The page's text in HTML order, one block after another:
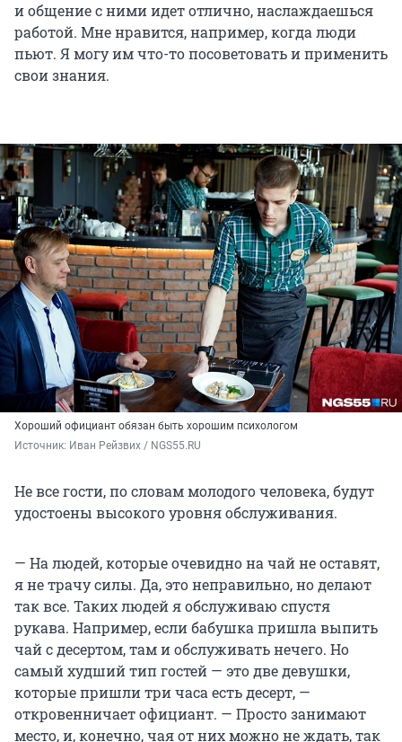
и общение с ними идет отлично, наслаждаешься
работой. Мне нравится, например, когда люди
пьют. Я могу им что-то посоветовать и применить
свои знания.
Хороший официант обязан быть хорошим психологом
Источник: Иван Рейзвих / NGS55.RU
Не все гости, по словам молодого человека, будут
удостоены высокого уровня обслуживания.
— На людей, которые очевидно на чай не оставят,
я не трачу силы. Да, это неправильно, но делают
так все. Таких людей я обслуживаю спустя
рукава. Например, если бабушка пришла выпить
чай с десертом, там и обслуживать нечего. Но
самый худший тип гостей — это две девушки,
которые пришли три часа есть десерт, —
откровенничает официант. — Просто занимают
место, и, конечно, чая от них можно не ждать, так